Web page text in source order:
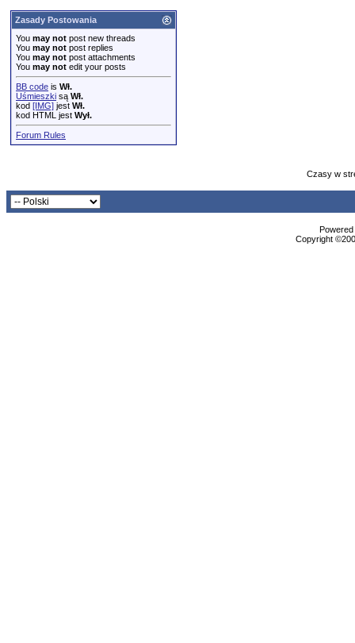
Zasady Postowania
You may not post new threads
You may not post replies
You may not post attachments
You may not edit your posts
BB code is Wł.
Uśmieszki są Wł.
kod [IMG] jest Wł.
kod HTML jest Wył.
Forum Rules
Czasy w
Copyright